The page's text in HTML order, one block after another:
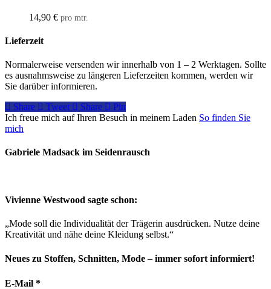
14,90 € pro mtr.
Lieferzeit
Normalerweise versenden wir innerhalb von 1 – 2 Werktagen. Sollte
es ausnahmsweise zu längeren Lieferzeiten kommen, werden wir
Sie darüber informieren.
Share
Tweet Share
Pin
Ich freue mich auf Ihren Besuch in meinem Laden So finden Sie
mich
Gabriele Madsack im Seidenrausch
Vivienne Westwood sagte schon:
„Mode soll die Individualität der Trägerin ausdrücken. Nutze deine
Kreativität und nähe deine Kleidung selbst.“
Neues zu Stoffen, Schnitten, Mode – immer sofort informiert!
E-Mail *